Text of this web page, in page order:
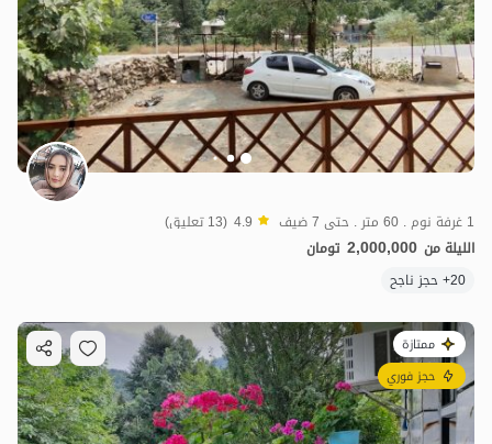
1 غرفة نوم . 60 متر . حتى 7 ضيف 4.9 (13 تعليق)
الليلة من 2,000,000 تومان
20+ حجز ناجح
ممتازة
حجز فوري